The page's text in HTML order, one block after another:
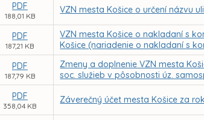
PDF
188,01 KB
VZN mesta Košice o určení názvu
PDF
187,21 KB
VZN mesta Košice o nakladaní s
Košice (nariadenie o nakladaní s
PDF
187,79 KB
Zmeny a doplnenie VZN mesta
soc. služieb v pôsobnosti úz.
PDF
358,04 KB
Záverečný účet mesta Košice za